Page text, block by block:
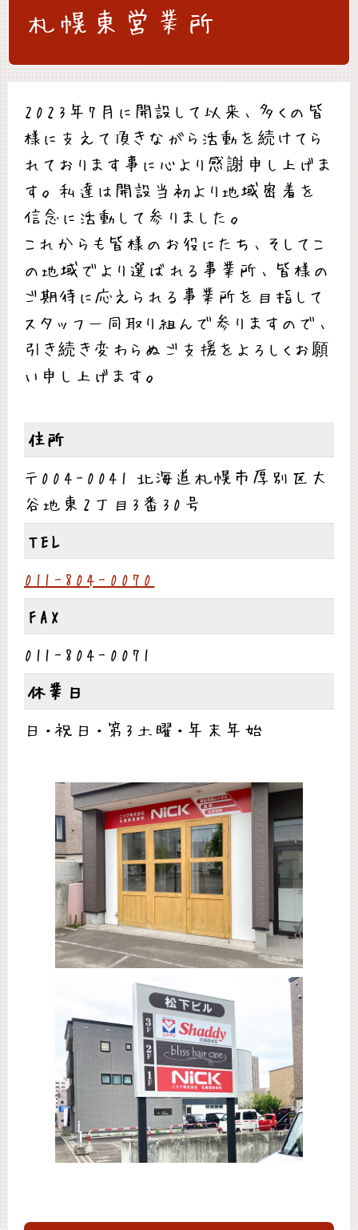
札幌東営業所
2023年7月に開設して以来、多くの皆
様に支えて頂きながら活動を続けてら
れております事に心より感謝申し上げま
す。私達は開設当初より地域密着を
信念に活動して参りました。
これからも皆様のお役にたち、そしてこ
の地域でより選ばれる事業所、皆様の
ご期待に応えられる事業所を目指して
スタッフ一同取り組んで参りますので、
引き続き変わらぬご支援をよろしくお願
い申し上げます。
住所
〒004-0041 北海道札幌市厚別区大
谷地東2丁目3番30号
TEL
011-804-0070
FAX
011-804-0071
休業日
日・祝日・第3土曜・年末年始